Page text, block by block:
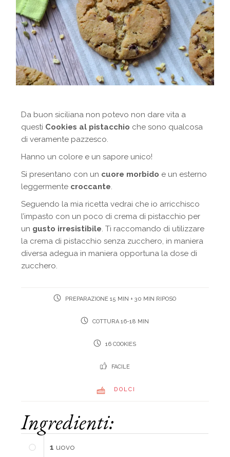
Da buon siciliana non potevo non dare vita a
questi Cookies al pistacchio che sono qualcosa
di veramente pazzesco.
Hanno un colore e un sapore unico!
Si presentano con un cuore morbido e un esterno
leggermente croccante.
Seguendo la mia ricetta vedrai che io arricchisco
l’impasto con un poco di crema di pistacchio per
un gusto irresistibile. Ti raccomando di utilizzare
la crema di pistacchio senza zucchero, in maniera
diversa adegua in maniera opportuna la dose di
zucchero.
PREPARAZIONE 15 MIN + 30 MIN RIPOSO
COTTURA 16-18 MIN
16 COOKIES
FACILE
DOLCI
Ingredienti:
1 uovo